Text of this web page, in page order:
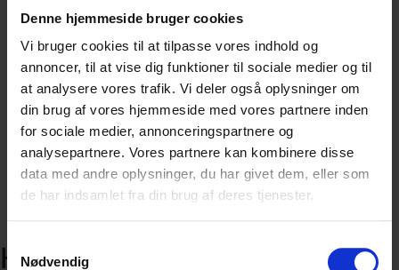
Denne hjemmeside bruger cookies
Vi bruger cookies til at tilpasse vores indhold og
annoncer, til at vise dig funktioner til sociale medier og til
at analysere vores trafik. Vi deler også oplysninger om
din brug af vores hjemmeside med vores partnere inden
for sociale medier, annonceringspartnere og
analysepartnere. Vores partnere kan kombinere disse
data med andre oplysninger, du har givet dem, eller som
de har indsamlet fra din brug af deres tjenester.
Nødvendig
✅8 X overnatninger på 3-4* Hoteller med
morgenmad (delt dobbeltværelse) i Skotland.
Enkeltværelse kan bestilles.
✅2 X overnatninger på 3-4* Hoteller med
morgenmad (delt dobbeltværelse) i Holland.
Enkeltværelse kan bestilles.
✅Medkørende guide i 12 dage.
✅Mulighed for at følges med guiden rundt i
Edinburgh på dag 4.
✅Entre til Eilean Donan Castle.
Hvad er ikke med i prisen